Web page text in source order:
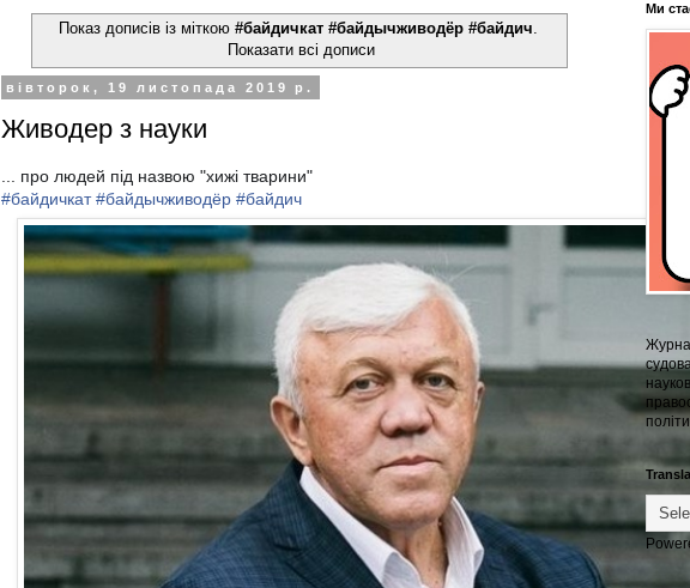
Показ дописів із міткою #байдичкат #байдычживодёр #байдич
Показати всі дописи
вівторок, 19 листопада 2019 р.
Живодер з науки
... про людей під назвою "хижі тварини"
#байдичкат #байдычживодёр #байдич
Ми